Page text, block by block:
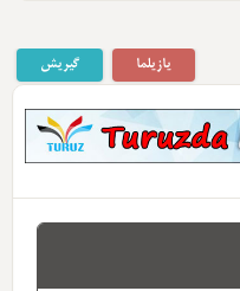
گیریش یازیلما